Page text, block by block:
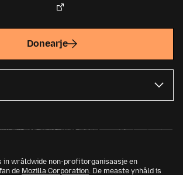
Donearje
in wrâldwide non-profitorganisaasje en
de Mozilla Corporation . De measte ynhâld is